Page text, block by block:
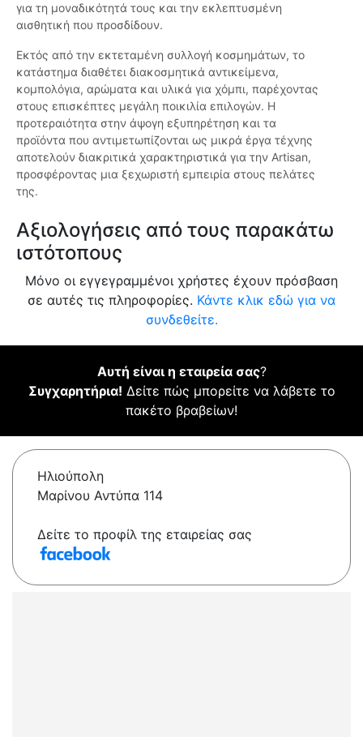
για τη μοναδικότητά τους και την εκλεπτυσμένη
αισθητική που προσδίδουν.
Εκτός από την εκτεταμένη συλλογή κοσμημάτων, το
κατάστημα διαθέτει διακοσμητικά αντικείμενα,
κομπολόγια, αρώματα και υλικά για χόμπι, παρέχοντας
στους επισκέπτες μεγάλη ποικιλία επιλογών. Η
προτεραιότητα στην άψογη εξυπηρέτηση και τα
προϊόντα που αντιμετωπίζονται ως μικρά έργα τέχνης
αποτελούν διακριτικά χαρακτηριστικά για την Artisan,
προσφέροντας μια ξεχωριστή εμπειρία στους πελάτες
της.
Αξιολογήσεις από τους παρακάτω
ιστότοπους
Μόνο οι εγγεγραμμένοι χρήστες έχουν πρόσβαση
σε αυτές τις πληροφορίες. Κάντε κλικ εδώ για να
συνδεθείτε.
Αυτή είναι η εταιρεία σας?
Συγχαρητήρια! Δείτε πώς μπορείτε να λάβετε το
πακέτο βραβείων!
Ηλιούπολη
Μαρίνου Αντύπα 114
Δείτε το προφίλ της εταιρείας σας